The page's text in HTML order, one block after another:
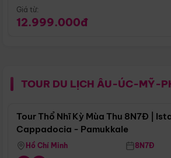
Giá từ:
12.999.000đ
TOUR DU LỊCH ÂU-ÚC-MỸ-
Tour Thổ Nhĩ Kỳ Mùa Thu 8N7Đ |
Cappadocia - Pamukkale
Hồ Chí Minh 8N7Đ